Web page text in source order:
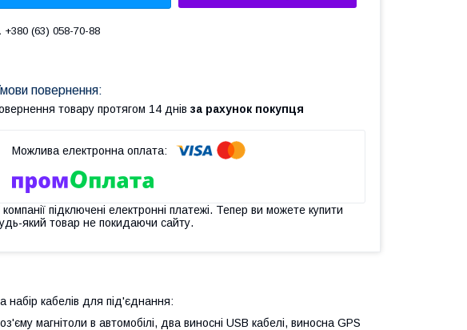
+380 (63) 058-70-88
товару протягом 14 днів за рахунок покупця
підключені електронні платежі. Тепер ви можете купити
який товар не покидаючи сайту.
набір кабелів для під'єднання:
магнітоли в автомобілі, два виносні USB кабелі, виносна GPS